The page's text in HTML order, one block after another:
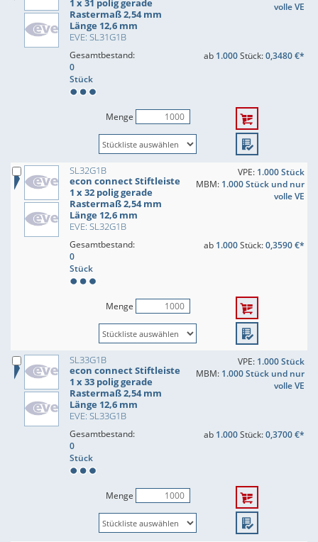
1 x 31 polig gerade
Rastermaß 2,54 mm
Länge 12,6 mm
EVE: SL31G1B
volle VE
Gesamtbestand:
0
Stück
ab 1.000Stück:0,3480 €*
Menge
SL32G1B
econ connect Stiftleiste
1 x 32 polig gerade
Rastermaß 2,54 mm
Länge 12,6 mm
EVE: SL32G1B
VPE: 1.000 Stück
MBM: 1.000 Stück und nur
volle VE
Gesamtbestand:
0
Stück
ab 1.000Stück:0,3590 €*
Menge
SL33G1B
econ connect Stiftleiste
1 x 33 polig gerade
Rastermaß 2,54 mm
Länge 12,6 mm
EVE: SL33G1B
VPE: 1.000 Stück
MBM: 1.000 Stück und nur
volle VE
Gesamtbestand:
0
Stück
ab 1.000Stück:0,3700 €*
Menge